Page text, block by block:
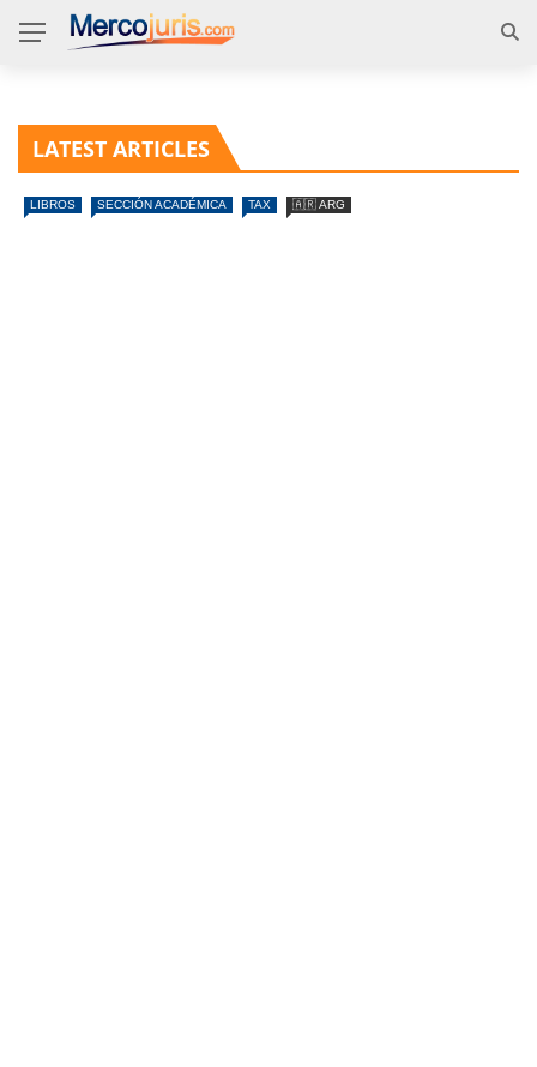
LATEST ARTICLES
LIBROS SECCIÓN ACADÉMICA TAX 🇦🇷 ARG